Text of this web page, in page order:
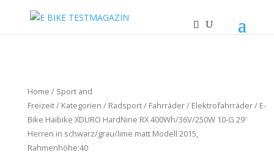
Home / Sport and
Freizeit/ Kategorien / Radsport/ Fahrräder/ Elektrofahrräder/ E-
Bike Haibike XDURO HardNine RX 400Wh/36V/250W 10-G 29′
Herren in schwarz/grau/lime matt Modell 2015,
Rahmenhöhe:40